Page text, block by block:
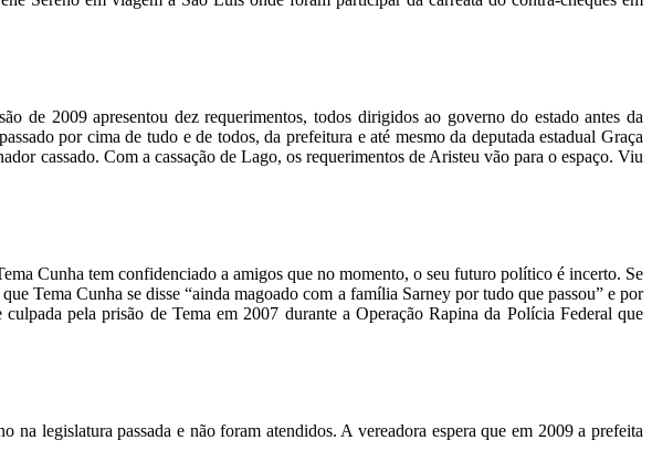
de 2009 apresentou dez requerimentos, todos dirigidos ao governo do estado antes da
por cima de tudo e de todos, da prefeitura e até mesmo da deputada estadual Graça
cassado. Com a cassação de Lago, os requerimentos de Aristeu vão para o espaço. Viu
Cunha tem confidenciado a amigos que no momento, o seu futuro político é incerto. Se
Tema Cunha se disse “ainda magoado com a família Sarney por tudo que passou” e por
pela prisão de Tema em 2007 durante a Operação Rapina da Polícia Federal que
na legislatura passada e não foram atendidos. A vereadora espera que em 2009 a prefeita